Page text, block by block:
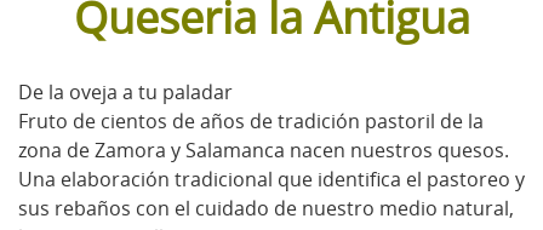
Queseria la Antigua
De la oveja a tu paladar
Fruto de cientos de años de tradición pastoril de la
zona de Zamora y Salamanca nacen nuestros quesos.
Una elaboración tradicional que identifica el pastoreo y
sus rebaños con el cuidado de nuestro medio natural,